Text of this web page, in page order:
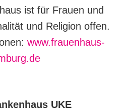
ist für Frauen und
und Religion offen.
www.frauenhaus-
UKE